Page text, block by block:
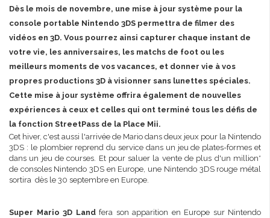
Dès le mois de novembre, une mise à jour système pour la
console portable Nintendo 3DS permettra de filmer des
vidéos en 3D. Vous pourrez ainsi capturer chaque instant de
votre vie, les anniversaires, les matchs de foot ou les
meilleurs moments de vos vacances, et donner vie à vos
propres productions 3D à visionner sans lunettes spéciales.
Cette mise à jour système offrira également de nouvelles
expériences à ceux et celles qui ont terminé tous les défis de
la fonction StreetPass de la Place Mii.
Cet hiver, c'est aussi l'arrivée de Mario dans deux jeux pour la Nintendo
3DS : le plombier reprend du service dans un jeu de plates-formes et
dans un jeu de courses. Et pour saluer la vente de plus d'un million*
de consoles Nintendo 3DS en Europe, une Nintendo 3DS rouge métal
sortira dès le 30 septembre en Europe.
Super Mario 3D Landfera son apparition en Europe sur Nintendo